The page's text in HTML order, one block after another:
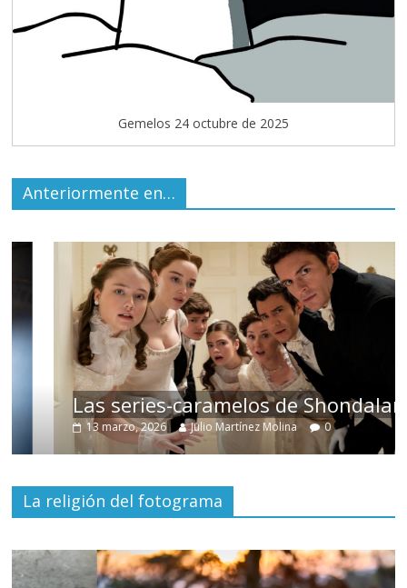
Gemelos 24 octubre de 2025
Anteriormente en…
Las series-caramelos de Shondaland
13 marzo, 2026 Julio Martínez Molina 0
La religión del fotograma